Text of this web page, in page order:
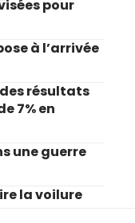
pour
à l’arrivée
résultats
7% en
une guerre
la voilure